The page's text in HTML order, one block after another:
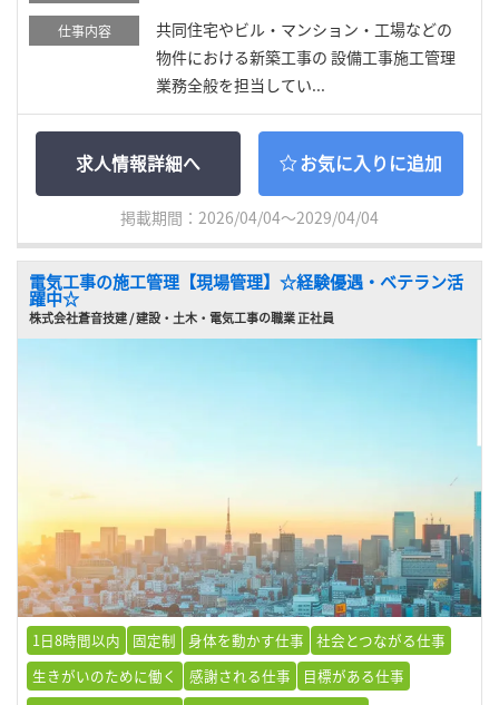
仕事内容
共同住宅やビル・マンション・工場などの
物件における新築工事の 設備工事施工管理
業務全般を担当してい...
求人情報詳細へ お気に入りに追加
掲載期間：2026/04/04～2029/04/04
電気工事の施工管理【現場管理】☆経験優遇・ベテラン活
躍中☆
株式会社蒼音技建 / 建設・土木・電気工事の職業 正社員
1日8時間以内 固定制 身体を動かす仕事
社会とつながる仕事
生きがいのために働く
感謝される仕事
目標がある仕事